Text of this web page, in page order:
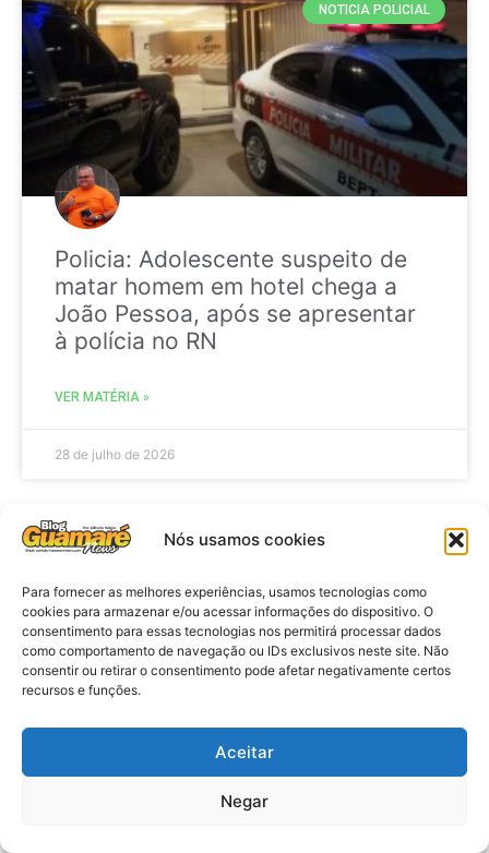
Nós usamos cookies
Para fornecer as melhores experiências, usamos tecnologias como
cookies para armazenar e/ou acessar informações do dispositivo. O
consentimento para essas tecnologias nos permitirá processar dados
como comportamento de navegação ou IDs exclusivos neste site. Não
consentir ou retirar o consentimento pode afetar negativamente certos
recursos e funções.
Aceitar
Negar
NOTICIA POLICIAL
Policia: Adolescente suspeito de
matar homem em hotel chega a
João Pessoa, após se apresentar
à polícia no RN
VER MATÉRIA »
28 de julho de 2026
Eleições 2026: procuradores e